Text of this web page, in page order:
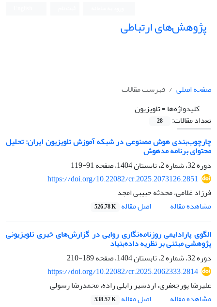
پژوهش‌های ارتباطی
صفحه اصلی
فهرست مقالات
کلیدواژه‌ها =تلویزیون
تعداد مقالات:
28
چارچوب‌بندی هوش مصنوعی در شبکه آموزش تلویزیون ایران: تحلیل
محتوای برنامه مدهوش
دوره 32، شماره 2، تابستان 1404، صفحه
91-119
https://doi.org/10.22082/cr.2025.2073126.2851
فرزاد غلامی، محدثه حبیبی امجد
مشاهده مقاله
اصل مقاله 526.78 K
الگوی پارادایمی روزنامه‌نگاری روایی در گزارش‌های خبری تلویزیونی
پژوهشی مبتنی بر نظریه داده‌بنیاد
دوره 32، شماره 2، تابستان 1404، صفحه
189-210
https://doi.org/10.22082/cr.2025.2062333.2814
علیرضا پورجعفری، اردشیر زابلی زاده، محمدرضا رسولی
مشاهده مقاله
اصل مقاله 538.57 K